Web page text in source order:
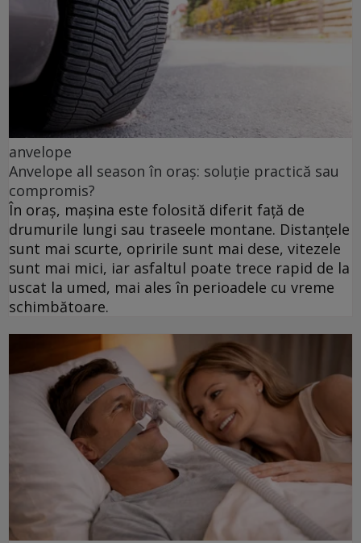
anvelope
Anvelope all season în oraș: soluție practică sau
compromis?
În oraș, mașina este folosită diferit față de
drumurile lungi sau traseele montane. Distanțele
sunt mai scurte, opririle sunt mai dese, vitezele
sunt mai mici, iar asfaltul poate trece rapid de la
uscat la umed, mai ales în perioadele cu vreme
schimbătoare.